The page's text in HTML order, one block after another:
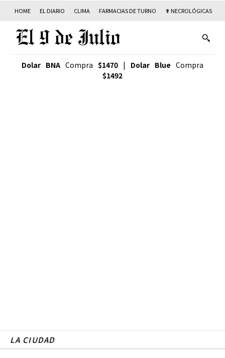
HOME EL DIARIO CLIMA FARMACIAS DE TURNO ✟ NECROLÓGICAS
Dolar BNA Compra $1470 | Dolar Blue Compra
$1492
LA CIUDAD